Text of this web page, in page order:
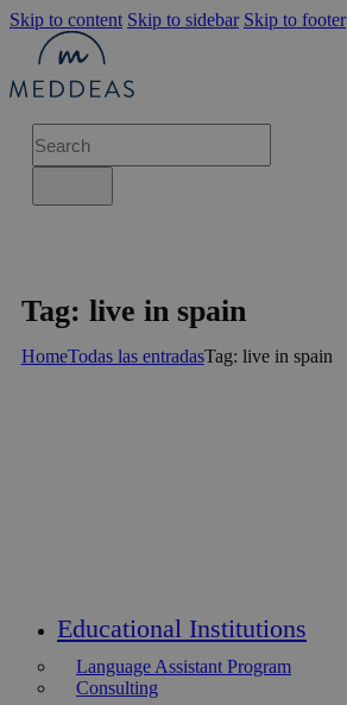
Skip to content Skip to sidebar Skip to footer
Tag: live in spain
HomeTodas las entradasTag: live in spain
Educational Institutions
Language Assistant Program
Consulting